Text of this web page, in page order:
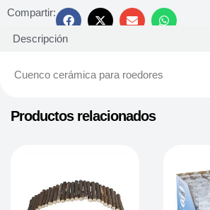
Compartir:
Descripción
Cuenco cerámica para roedores
Productos relacionados